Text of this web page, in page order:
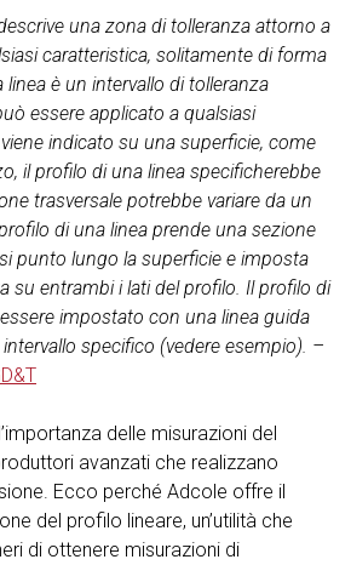
una zona di tolleranza attorno a
caratteristica, solitamente di forma
è un intervallo di tolleranza
essere applicato a qualsiasi
indicato su una superficie, come
il profilo di una linea specificherebbe
trasversale potrebbe variare da un
di una linea prende una sezione
punto lungo la superficie e imposta
su entrambi i lati del profilo. Il profilo di
impostato con una linea guida
specifico (vedere esempio). –
delle misurazioni del
avanzati che realizzano
Ecco perché Adcole offre il
del profilo lineare, un’utilità che
di ottenere misurazioni di